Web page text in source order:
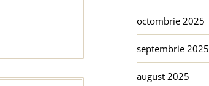
octombrie 2025
septembrie 2025
august 2025